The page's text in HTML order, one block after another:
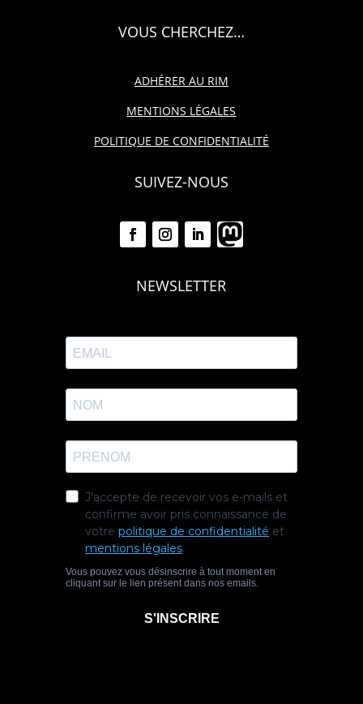
VOUS CHERCHEZ…
ADHÉRER AU RIM
MENTIONS LÉGALES
POLITIQUE DE CONFIDENTIALITÉ
SUIVEZ-NOUS
NEWSLETTER